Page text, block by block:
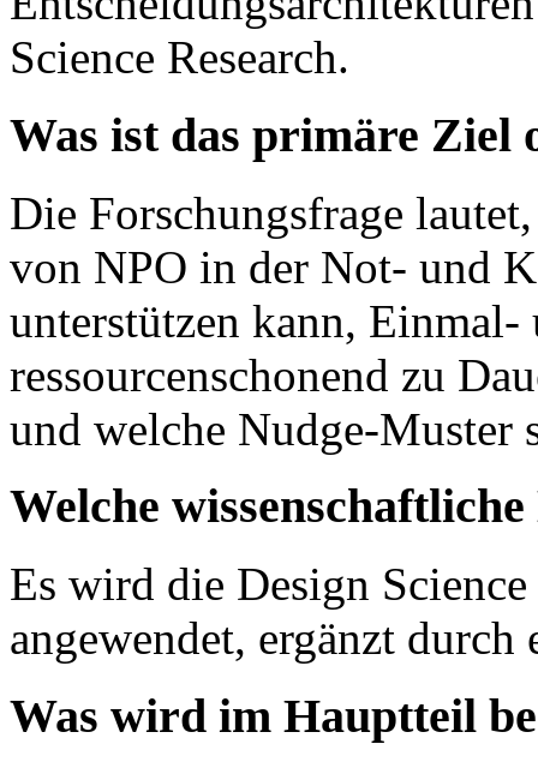
Science Research.
Was ist das primäre Ziel
Die Forschungsfrage
von NPO in der Not- und
unterstützen kann, Einmal-
ressourcenschonend zu
und welche Nudge-Muster
Welche
Es wird die Design
angewendet, ergänzt
Was wird im Hauptteil